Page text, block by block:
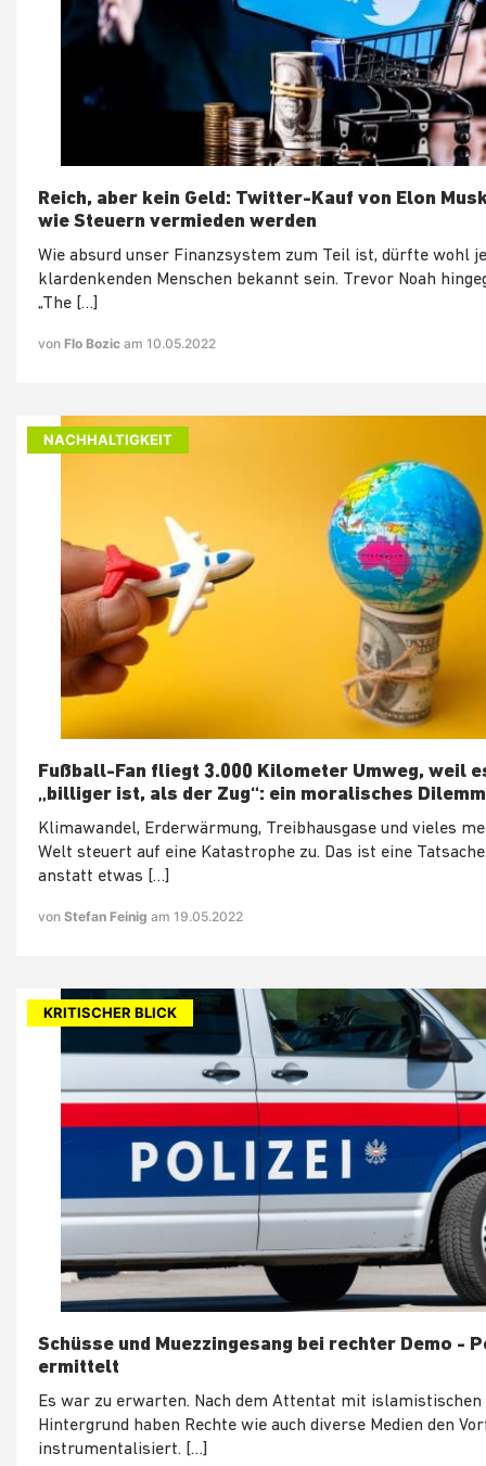
Reich, aber kein Geld: Twitter-Kauf von Elon
wie Steuern vermieden werden
Wie absurd unser Finanzsystem zum Teil ist, dürfte wohl
klardenkenden Menschen bekannt sein. Trevor Noah
„The […]
von Flo Bozic am 10.05.2022
NACHHALTIGKEIT
Fußball-Fan fliegt 3.000 Kilometer Umweg, weil
„billiger ist, als der Zug“: ein moralisches
Klimawandel, Erderwärmung, Treibhausgase und vieles
Welt steuert auf eine Katastrophe zu. Das ist eine
anstatt etwas […]
von Stefan Feinig am 19.05.2022
KRITISCHER BLICK
Schüsse und Muezzingesang bei rechter Demo -
ermittelt
Es war zu erwarten. Nach dem Attentat mit islamistischen
Hintergrund haben Rechte wie auch diverse Medien den
instrumentalisiert. […]